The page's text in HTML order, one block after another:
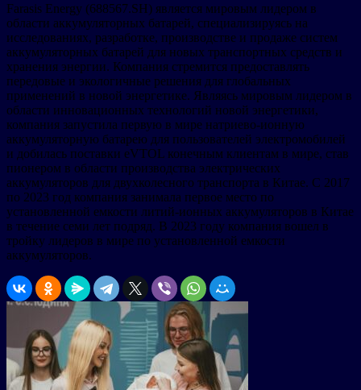
Farasis Energy (688567.SH) является мировым лидером в
области аккумуляторных батарей, специализируясь на
исследованиях, разработке, производстве и продаже систем
аккумуляторных батарей для новых транспортных средств и
хранения энергии. Компания стремится предоставлять
передовые и экологичные решения для глобальных
применений в новой энергетике. Являясь мировым лидером в
области инновационных технологий новой энергетики,
компания запустила первую в мире натриево-ионную
аккумуляторную батарею для пользователей электромобилей
и добилась поставки eVTOL конечным клиентам в мире, став
пионером в области производства электрических
аккумуляторов для двухколесного транспорта в Китае. С 2017
по 2023 год компания занимала первое место по
установленной емкости литий-ионных аккумуляторов в Китае
в течение семи лет подряд. В 2023 году компания вошел в
тройку лидеров в мире по установленной емкости
аккумуляторов.